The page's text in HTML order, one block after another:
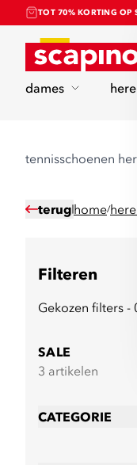
TOT 70% KORTING OP
Home
dames
tennisschoenen
terug home/
Filteren
Gekozen filters -
SALE
3 artikelen
CATEGORIE